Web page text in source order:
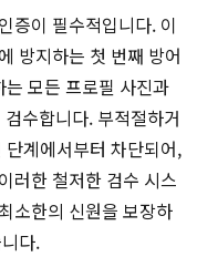
증이 필수적입니다. 이
방지하는 첫 번째 방어
모든 프로필 사진과
수합니다. 부적절하거
계에서부터 차단되어,
러한 철저한 검수 시스
소한의 신원을 보장하
다.